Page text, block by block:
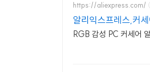
https://aliexpress.com/
알리익스프레스,커
RGB 감성 PC 커세어